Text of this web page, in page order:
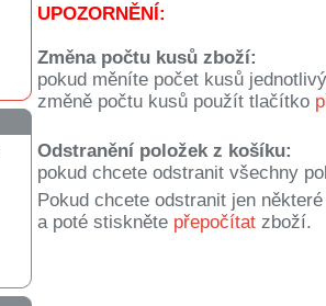
UPOZORNĚNÍ:
Změna počtu kusů zboží:
pokud měníte počet kusů
změně počtu kusů použít tlačítko
Odstranění položek z košíku:
pokud chcete odstranit všechny
Pokud chcete odstranit jen
a poté stiskněte přepočítat zboží.